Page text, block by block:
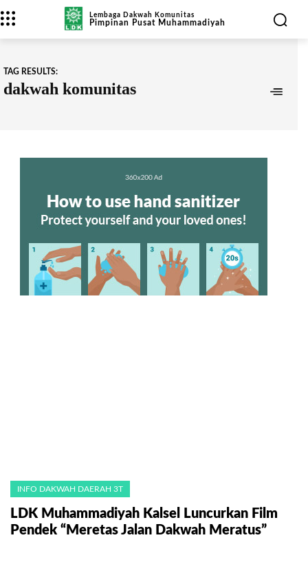
Lembaga Dakwah Komunitas
Pimpinan Pusat Muhammadiyah
TAG RESULTS:
dakwah komunitas
INFO DAKWAH DAERAH 3T
LDK Muhammadiyah Kalsel Luncurkan Film
Pendek “Meretas Jalan Dakwah Meratus”